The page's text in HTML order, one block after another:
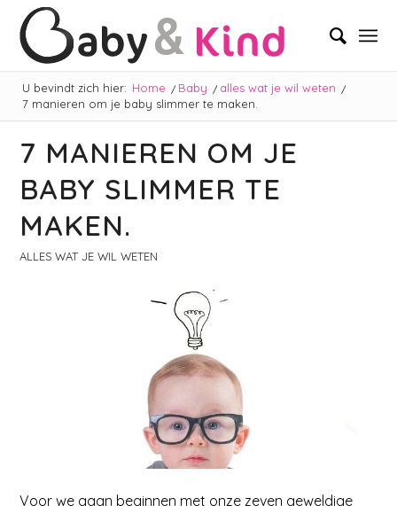
U bevindt zich hier: Home / Baby / alles wat je wil weten /
7 manieren om je baby slimmer te maken.
7 MANIEREN OM JE
BABY SLIMMER TE
MAKEN.
ALLES WAT JE WIL WETEN
Voor we gaan beginnen met onze zeven geweldige